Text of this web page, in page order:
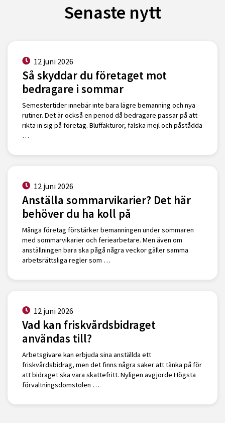
Senaste nytt
12 juni 2026
Så skyddar du företaget mot
bedragare i sommar
Semestertider innebär inte bara lägre bemanning och nya
rutiner. Det är också en period då bedragare passar på att
rikta in sig på företag. Bluffakturor, falska mejl och påstådda
…
12 juni 2026
Anställa sommarvikarier? Det här
behöver du ha koll på
Många företag förstärker bemanningen under sommaren
med sommarvikarier och feriearbetare. Men även om
anställningen bara ska pågå några veckor gäller samma
arbetsrättsliga regler som …
12 juni 2026
Vad kan friskvårdsbidraget
användas till?
Arbetsgivare kan erbjuda sina anställda ett
friskvårdsbidrag, men det finns några saker att tänka på för
att bidraget ska vara skattefritt. Nyligen avgjorde Högsta
förvaltningsdomstolen …